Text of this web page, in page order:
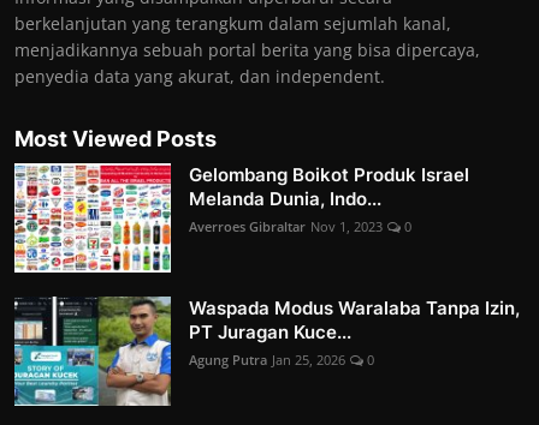
berkelanjutan yang terangkum dalam sejumlah kanal,
menjadikannya sebuah portal berita yang bisa dipercaya,
penyedia data yang akurat, dan independent.
Most Viewed Posts
Gelombang Boikot Produk Israel
Melanda Dunia, Indo...
Averroes Gibraltar Nov 1, 2023 0
Waspada Modus Waralaba Tanpa Izin,
PT Juragan Kuce...
Agung Putra Jan 25, 2026 0